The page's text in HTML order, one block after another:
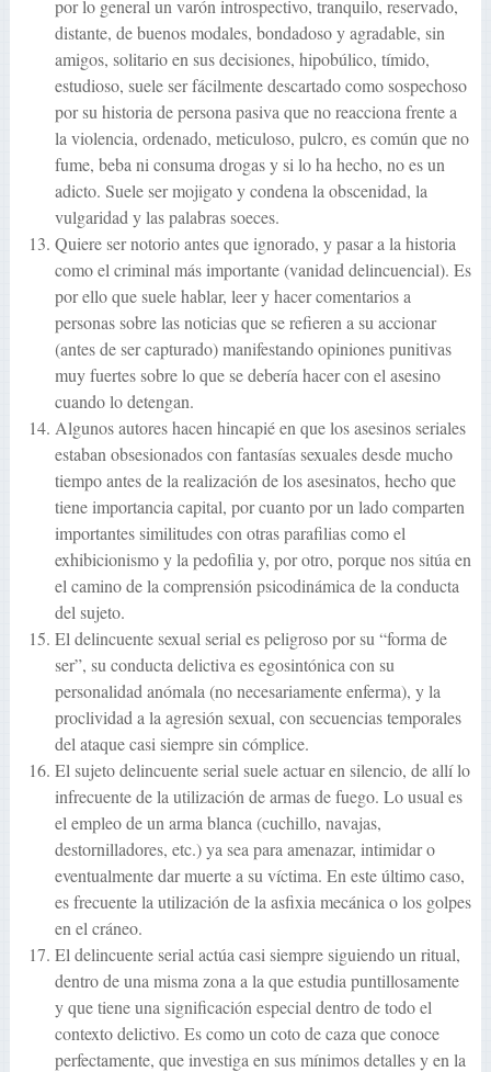
por lo general un varón introspectivo, tranquilo, reservado,
distante, de buenos modales, bondadoso y agradable, sin
amigos, solitario en sus decisiones, hipobúlico, tímido,
estudioso, suele ser fácilmente descartado como sospechoso
por su historia de persona pasiva que no reacciona frente a
la violencia, ordenado, meticuloso, pulcro, es común que no
fume, beba ni consuma drogas y si lo ha hecho, no es un
adicto. Suele ser mojigato y condena la obscenidad, la
vulgaridad y las palabras soeces.
Quiere ser notorio antes que ignorado, y pasar a la historia
como el criminal más importante (vanidad delincuencial). Es
por ello que suele hablar, leer y hacer comentarios a
personas sobre las noticias que se refieren a su accionar
(antes de ser capturado) manifestando opiniones punitivas
muy fuertes sobre lo que se debería hacer con el asesino
cuando lo detengan.
Algunos autores hacen hincapié en que los asesinos seriales
estaban obsesionados con fantasías sexuales desde mucho
tiempo antes de la realización de los asesinatos, hecho que
tiene importancia capital, por cuanto por un lado comparten
importantes similitudes con otras parafilias como el
exhibicionismo y la pedofilia y, por otro, porque nos sitúa en
el camino de la comprensión psicodinámica de la conducta
del sujeto.
El delincuente sexual serial es peligroso por su “forma de
ser”, su conducta delictiva es egosintónica con su
personalidad anómala (no necesariamente enferma), y la
proclividad a la agresión sexual, con secuencias temporales
del ataque casi siempre sin cómplice.
El sujeto delincuente serial suele actuar en silencio, de allí lo
infrecuente de la utilización de armas de fuego. Lo usual es
el empleo de un arma blanca (cuchillo, navajas,
destornilladores, etc.) ya sea para amenazar, intimidar o
eventualmente dar muerte a su víctima. En este último caso,
es frecuente la utilización de la asfixia mecánica o los golpes
en el cráneo.
El delincuente serial actúa casi siempre siguiendo un ritual,
dentro de una misma zona a la que estudia puntillosamente
y que tiene una significación especial dentro de todo el
contexto delictivo. Es como un coto de caza que conoce
perfectamente, que investiga en sus mínimos detalles y en la